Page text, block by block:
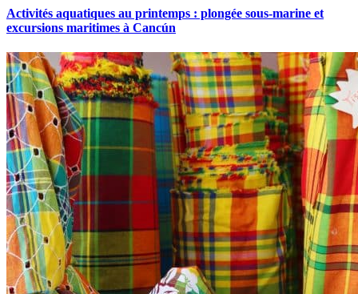
Activités aquatiques au printemps : plongée sous-marine et
excursions maritimes à Cancún